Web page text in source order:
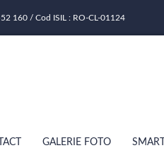
160 / Cod ISIL : RO-CL-01124
GALERIE FOTO